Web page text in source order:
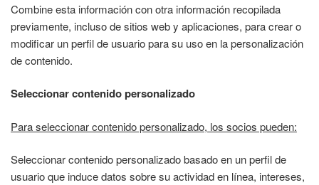
Combine esta información con otra información recopilada
previamente, incluso de sitios web y aplicaciones, para crear o
modificar un perfil de usuario para su uso en la personalización
de contenido.
Seleccionar contenido personalizado
Para seleccionar contenido personalizado, los socios pueden:
Seleccionar contenido personalizado basado en un perfil de
usuario que induce datos sobre su actividad en línea, intereses,